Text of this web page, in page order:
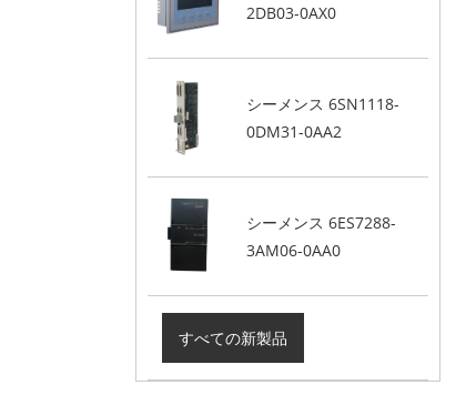
2DB03-0AX0
シーメンス 6SN1118-
0DM31-0AA2
シーメンス 6ES7288-
3AM06-0AA0
すべての新製品